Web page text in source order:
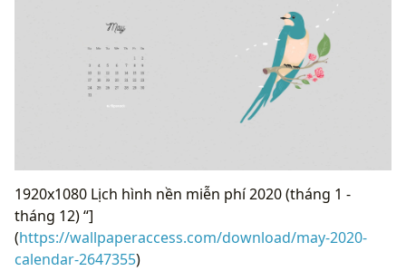
1920x1080 Lịch hình nền miễn phí 2020 (tháng 1 -
tháng 12) “]
(https://wallpaperaccess.com/download/may-2020-
calendar-2647355)